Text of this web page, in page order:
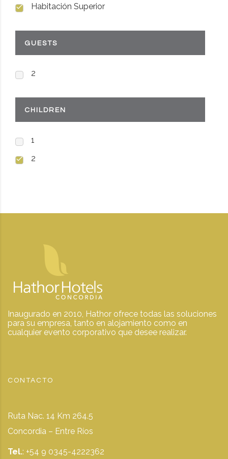
Habitación Superior
GUESTS
2
CHILDREN
1
2
Inaugurado en 2010, Hathor ofrece todas las soluciones
para su empresa, tanto en alojamiento como en
cualquier evento corporativo que desee realizar.
CONTACTO
Ruta Nac. 14 Km 264.5
Concordia – Entre Ríos
Tel.: +54 9 0345-4222362